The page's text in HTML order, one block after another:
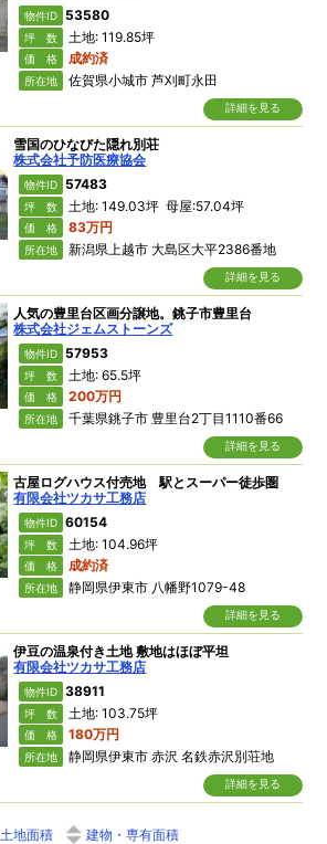
物件ID 53580
坪 数 土地: 119.85坪
価 格 成約済
所在地 佐賀県小城市 芦刈町永田
詳細を見る
雪国のひなびた隠れ別荘
株式会社予防医療協会
物件ID 57483
坪 数 土地: 149.03坪 母屋:57.04坪
価 格 83万円
所在地 新潟県上越市 大島区大平2386番地
詳細を見る
人気の豊里台区画分譲地。銚子市豊里台
株式会社ジェムストーンズ
物件ID 57953
坪 数 土地: 65.5坪
価 格 200万円
所在地 千葉県銚子市 豊里台2丁目1110番66
詳細を見る
古屋ログハウス付売地 駅とスーパー徒歩圏
有限会社ツカサ工務店
物件ID 60154
坪 数 土地: 104.96坪
価 格 成約済
所在地 静岡県伊東市 八幡野1079-48
詳細を見る
伊豆の温泉付き土地 敷地はほぼ平坦
有限会社ツカサ工務店
物件ID 38911
坪 数 土地: 103.75坪
価 格 180万円
所在地 静岡県伊東市 赤沢 名鉄赤沢別荘地
詳細を見る
土地面積 建物・専有面積